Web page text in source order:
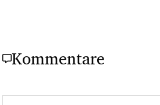
Kommentare